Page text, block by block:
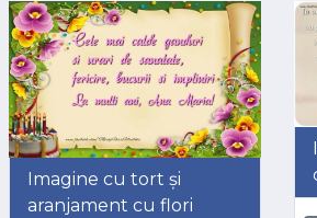
Imagine cu tort și
aranjament cu flori